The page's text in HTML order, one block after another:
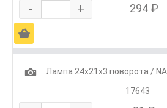
- + 294 ₽
Ä
1
Лампа 24х21х3 поворота /
17643